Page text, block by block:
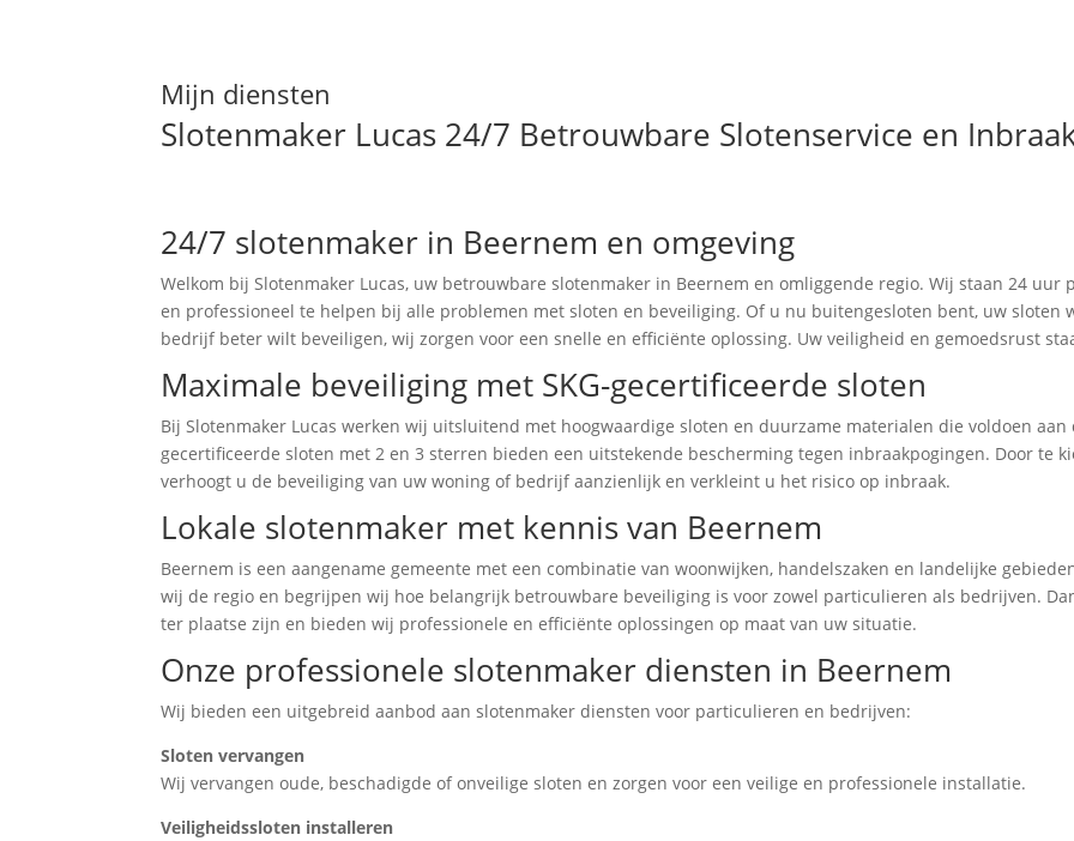
Mijn diensten
Slotenmaker Lucas 24/7 Betrouwbare Slotenservice en
24/7 slotenmaker in Beernem en omgeving
Welkom bij Slotenmaker Lucas, uw betrouwbare slotenmaker in Beernem en omliggende regio. Wij staan 24 uur
en professioneel te helpen bij alle problemen met sloten en beveiliging. Of u nu buitengesloten bent, uw sloten
bedrijf beter wilt beveiligen, wij zorgen voor een snelle en efficiënte oplossing. Uw veiligheid en gemoedsrust
Maximale beveiliging met SKG-gecertificeerde sloten
Bij Slotenmaker Lucas werken wij uitsluitend met hoogwaardige sloten en duurzame materialen die voldoen
gecertificeerde sloten met 2 en 3 sterren bieden een uitstekende bescherming tegen inbraakpogingen. Door te
verhoogt u de beveiliging van uw woning of bedrijf aanzienlijk en verkleint u het risico op inbraak.
Lokale slotenmaker met kennis van Beernem
Beernem is een aangename gemeente met een combinatie van woonwijken, handelszaken en landelijke
wij de regio en begrijpen wij hoe belangrijk betrouwbare beveiliging is voor zowel particulieren als bedrijven.
ter plaatse zijn en bieden wij professionele en efficiënte oplossingen op maat van uw situatie.
Onze professionele slotenmaker diensten in Beernem
Wij bieden een uitgebreid aanbod aan slotenmaker diensten voor particulieren en bedrijven:
Sloten vervangen
Wij vervangen oude, beschadigde of onveilige sloten en zorgen voor een veilige en professionele installatie.
Veiligheidssloten installeren